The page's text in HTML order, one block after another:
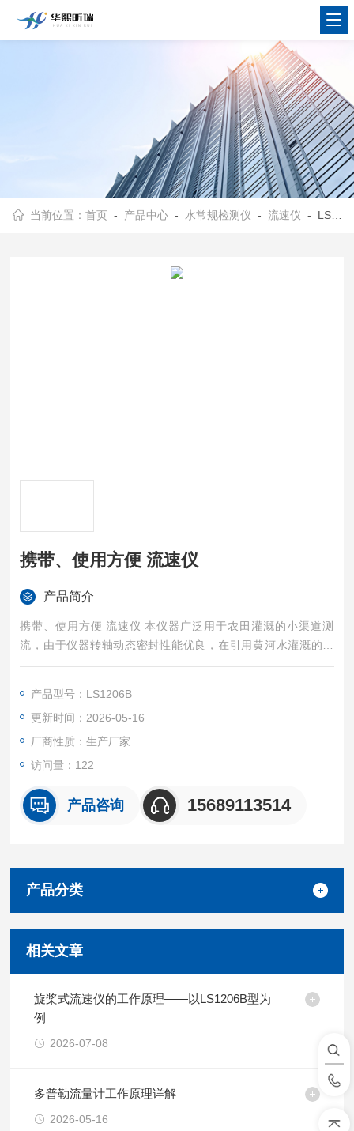
当前位置：首页 - 产品中心 - 水常规检测仪 -流速仪 - LS1206B携带、使用方便 流速仪
携带、使用方便 流速仪
产品简介
携带、使用方便 流速仪 本仪器广泛用于农田灌溉的小渠道测
流，由于仪器转轴动态密封性能优良，在引用黄河水灌溉的灌
区，水流含沙量达20kg/m3，仪器仍能正常工作。
本仪器在安装结构上稍加改装，便可用于船速测量，并在南海海
区海洋调查上顺利完成了船速测量任务。
产品型号：LS1206B
更新时间：2026-05-16
厂商性质：生产厂家
访问量：122
产品咨询 15689113514
产品分类
相关文章
旋桨式流速仪的工作原理——以LS1206B型为
例
2026-07-08
多普勒流量计工作原理详解
2026-05-16